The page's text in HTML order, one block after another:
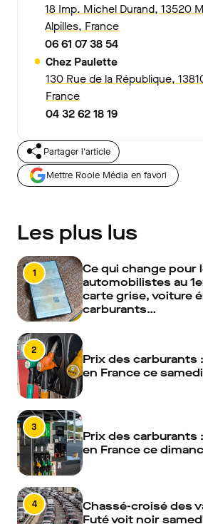
18 Imp. Michel Durand, 13520
Alpilles, France
06 61 07 38 54
Chez Paulette
130 Rue de la République,
France
04 32 62 18 19
Partager l'article
Mettre Roole Média en favori
Les plus lus
1
Ce qui change pour
automobilistes au
carte grise, voiture
carburants…
2
Prix des carburants
en France ce
3
Prix des carburants
en France ce
4
Chassé-croisé des
Futé voit noir